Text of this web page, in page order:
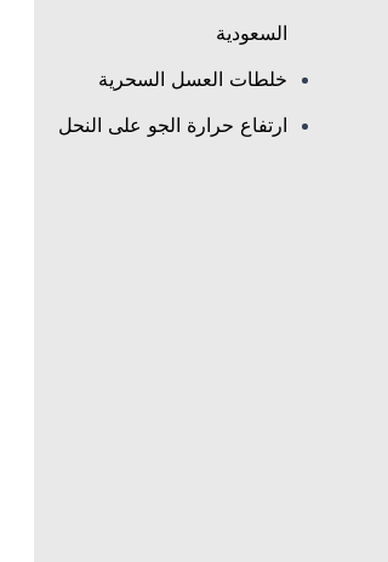
السعودية
خلطات العسل السحرية
ارتفاع حرارة الجو على النحل